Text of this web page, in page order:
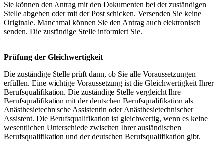
Sie können den Antrag mit den Dokumenten bei der zuständigen
Stelle abgeben oder mit der Post schicken. Versenden Sie keine
Originale. Manchmal können Sie den Antrag auch elektronisch
senden. Die zuständige Stelle informiert Sie.
Prüfung der Gleichwertigkeit
Die zuständige Stelle prüft dann, ob Sie alle Voraussetzungen
erfüllen. Eine wichtige Voraussetzung ist die Gleichwertigkeit Ihrer
Berufsqualifikation. Die zuständige Stelle vergleicht Ihre
Berufsqualifikation mit der deutschen Berufsqualifikation als
Anästhesietechnische Assistentin oder Anästhesietechnischer
Assistent. Die Berufsqualifikation ist gleichwertig, wenn es keine
wesentlichen Unterschiede zwischen Ihrer ausländischen
Berufsqualifikation und der deutschen Berufsqualifikation gibt.